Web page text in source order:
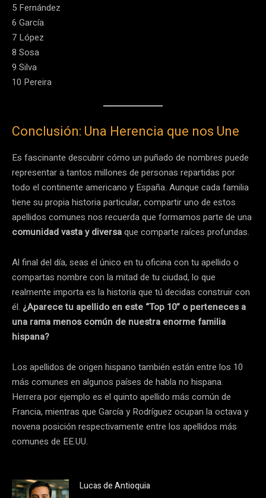
5 Fernández
6 García
7 López
8 Sosa
9 Silva
10 Pereira
Conclusión: Una Herencia que nos Une
Es fascinante descubrir cómo un puñado de nombres puede
representar a tantos millones de personas repartidas por
todo el continente americano y España. Aunque cada familia
tiene su propia historia particular, compartir uno de estos
apellidos comunes nos recuerda que formamos parte de una
comunidad vasta y diversaque comparte raíces profundas.
Al final del día, seas el único en tu oficina con tu apellido o
compartas nombre con la mitad de tu ciudad, lo que
realmente importa es la historia que tú decidas construir con
él. ¿Aparece tu apellido en este “Top 10” o perteneces a
una rama menos común de nuestra enorme familia
hispana?
Los apellidos de origen hispano también están entre los 10
más comunes en algunos países de habla no hispana.
Herrera por ejemplo es el quinto apellido más común de
Francia, mientras que García y Rodríguez ocupan la octava y
novena posición respectivamente entre los apellidos más
comunes de EE.UU.
Lucas de Antioquia